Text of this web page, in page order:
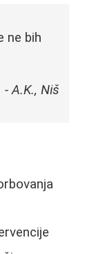
ne bih
- A.K., Niš